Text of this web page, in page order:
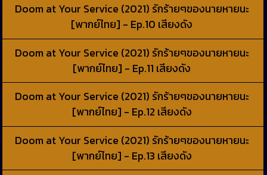
Doom at Your Service (2021) รักร้ายๆของนายหายนะ
[พากย์ไทย] - Ep.10 เสียงดัง
Doom at Your Service (2021) รักร้ายๆของนายหายนะ
[พากย์ไทย] - Ep.11 เสียงดัง
Doom at Your Service (2021) รักร้ายๆของนายหายนะ
[พากย์ไทย] - Ep.12 เสียงดัง
Doom at Your Service (2021) รักร้ายๆของนายหายนะ
[พากย์ไทย] - Ep.13 เสียงดัง